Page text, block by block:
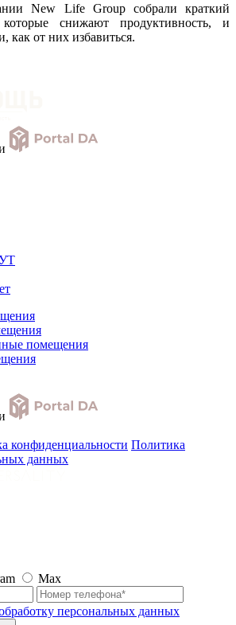
New Life Group собрали краткий
снижают продуктивность, и
как от них избавиться.
помещения
конфиденциальности Политика
данных
Max
персональных данных